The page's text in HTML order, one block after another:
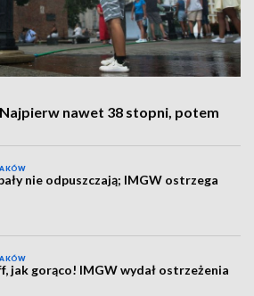
nawet 38 stopni, potem
nie odpuszczają; IMGW ostrzega
jak gorąco! IMGW wydał ostrzeżenia